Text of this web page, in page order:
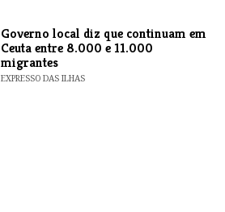
​Governo local diz que continuam em
Ceuta entre 8.000 e 11.000
migrantes
EXPRESSO DAS ILHAS